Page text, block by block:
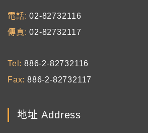
電話
02-82732116
傳真
02-82732117
Tel
886-2-82732116
Fax 886-2-82732117
地址 Address